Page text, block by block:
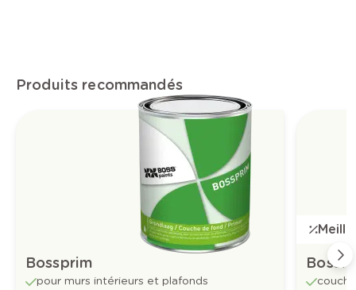
Produits recommandés
Bossprim
pour murs intérieurs et plafonds